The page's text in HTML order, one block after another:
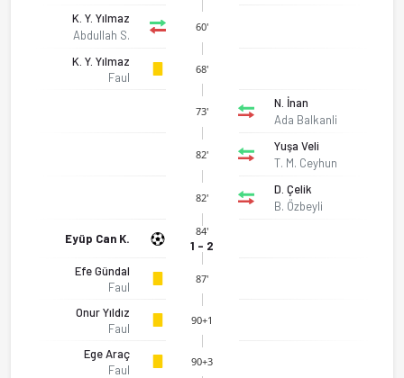
K. Y. Yılmaz
Abdullah S.
60'
K. Y. Yılmaz
Faul
68'
73'
N. İnan
Ada Balkanli
82'
Yuşa Veli
T. M. Ceyhun
82'
D. Çelik
B. Özbeyli
Eyüp Can K.
84'
1 - 2
Efe Gündal
Faul
87'
Onur Yıldız
Faul
90+1
Ege Araç
Faul
90+3